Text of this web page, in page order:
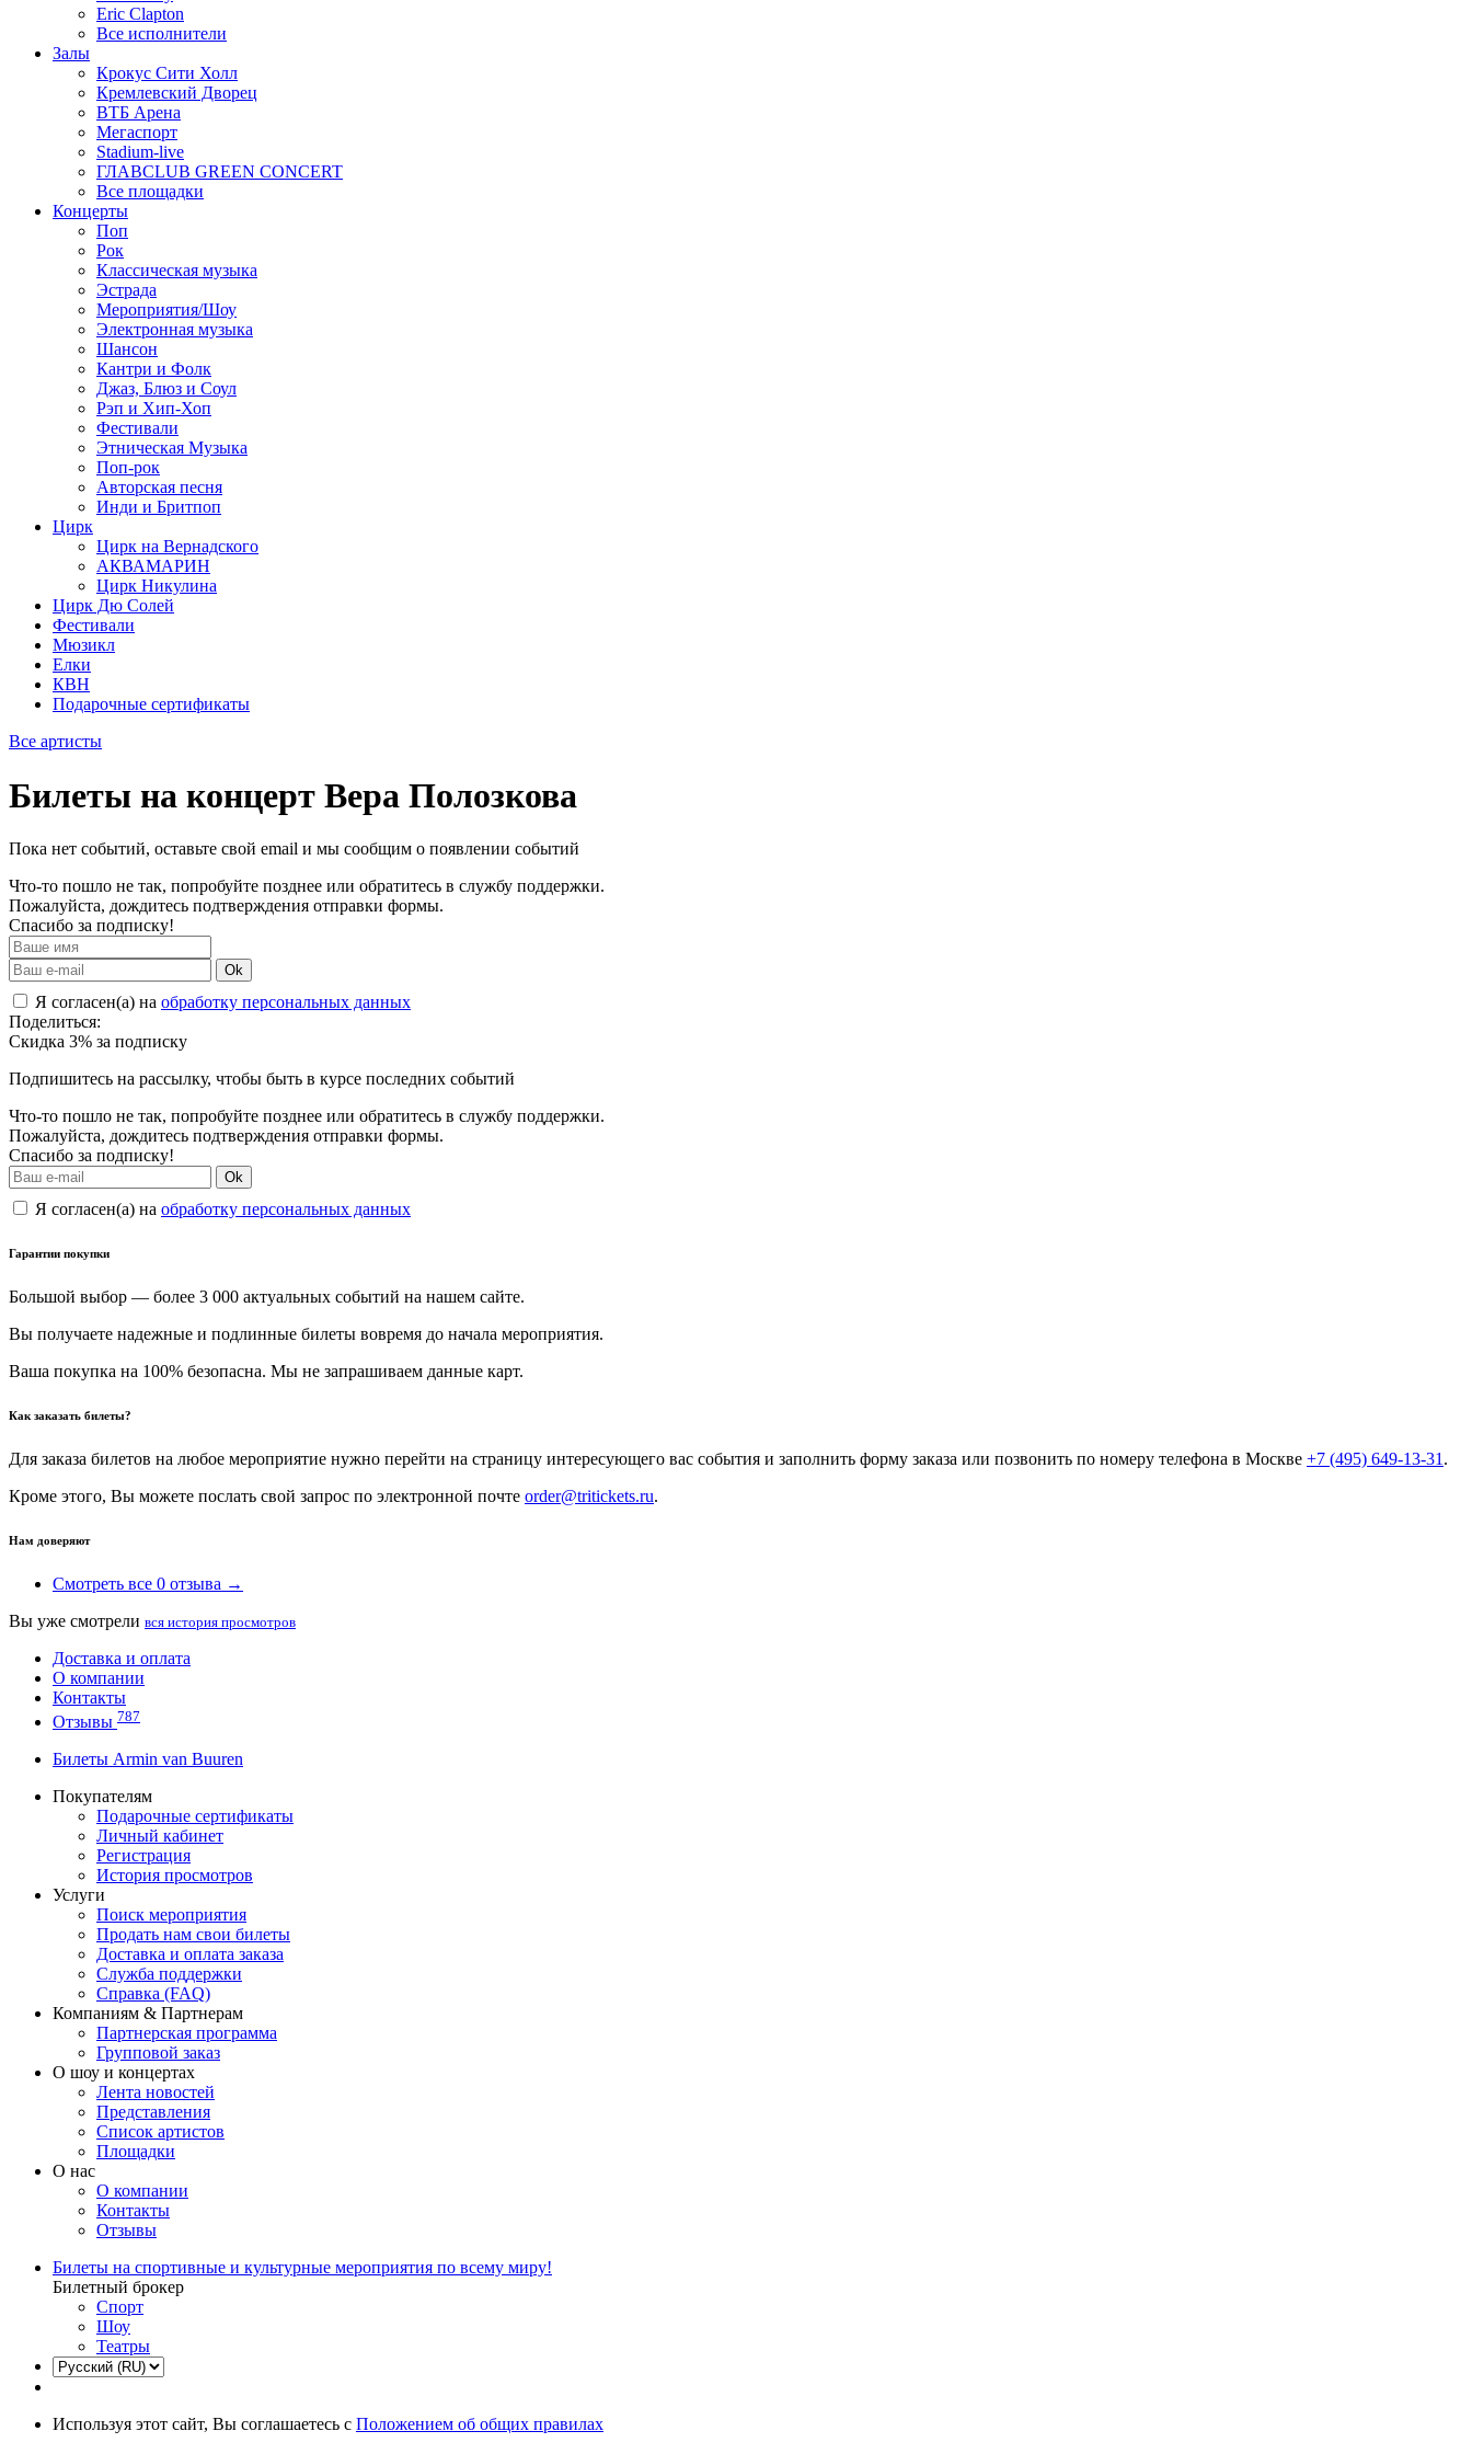
Eric Clapton
Все исполнители
Залы
Крокус Сити Холл
Кремлевский Дворец
ВТБ Арена
Мегаспорт
Stadium-live
ГЛАВCLUB GREEN CONCERT
Все площадки
Концерты
Поп
Рок
Классическая музыка
Эстрада
Мероприятия/Шоу
Электронная музыка
Шансон
Кантри и Фолк
Джаз, Блюз и Соул
Рэп и Хип-Хоп
Фестивали
Этническая Музыка
Поп-рок
Авторская песня
Инди и Бритпоп
Цирк
Цирк на Вернадского
АКВАМАРИН
Цирк Никулина
Цирк Дю Солей
Фестивали
Мюзикл
Елки
КВН
Подарочные сертификаты
Все артисты
Билеты на концерт Вера Полозкова
Пока нет событий, оставьте свой email и мы сообщим о появлении событий
Что-то пошло не так, попробуйте позднее или обратитесь в службу поддержки.
Пожалуйста, дождитесь подтверждения отправки формы.
Спасибо за подписку!
Ok
Я согласен(а) на обработку персональных данных
Поделиться:
Скидка 3% за подписку
Подпишитесь на рассылку, чтобы быть в курсе последних событий
Что-то пошло не так, попробуйте позднее или обратитесь в службу поддержки.
Пожалуйста, дождитесь подтверждения отправки формы.
Спасибо за подписку!
Ok
Я согласен(а) на обработку персональных данных
Гарантии покупки
Большой выбор — более 3 000 актуальных событий на нашем сайте.
Вы получаете надежные и подлинные билеты вовремя до начала мероприятия.
Ваша покупка на 100% безопасна. Мы не запрашиваем данные карт.
Как заказать билеты?
Для заказа билетов на любое мероприятие нужно перейти на страницу интересующего вас события и заполнить форму заказа или позвонить по номеру телефона в Москве +7 (495) 649-13-31 .
Кроме этого, Вы можете послать свой запрос по электронной почте order@tritickets.ru.
Нам доверяют
Смотреть все 0 отзыва →
Вы уже смотрели вся история просмотров
Доставка и оплата
О компании
Контакты
Отзывы 787
Билеты Armin van Buuren
Покупателям
Подарочные сертификаты
Личный кабинет
Регистрация
История просмотров
Услуги
Поиск мероприятия
Продать нам свои билеты
Доставка и оплата заказа
Служба поддержки
Справка (FAQ)
Компаниям & Партнерам
Партнерская программа
Групповой заказ
О шоу и концертах
Лента новостей
Представления
Список артистов
Площадки
О нас
О компании
Контакты
Отзывы
Билеты на спортивные и культурные мероприятия по всему миру!
Билетный брокер
Спорт
Шоу
Театры
Используя этот сайт, Вы соглашаетесь с Положением об общих правилах